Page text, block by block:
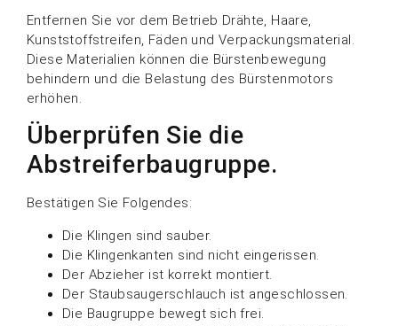
Entfernen Sie vor dem Betrieb Drähte, Haare,
Kunststoffstreifen, Fäden und Verpackungsmaterial.
Diese Materialien können die Bürstenbewegung
behindern und die Belastung des Bürstenmotors
erhöhen.
Überprüfen Sie die
Abstreiferbaugruppe.
Bestätigen Sie Folgendes:
Die Klingen sind sauber.
Die Klingenkanten sind nicht eingerissen.
Der Abzieher ist korrekt montiert.
Der Staubsaugerschlauch ist angeschlossen.
Die Baugruppe bewegt sich frei.